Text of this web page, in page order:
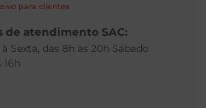
para clientes
de atendimento SAC:
Sexta, das 8h às 20h Sábado
16h